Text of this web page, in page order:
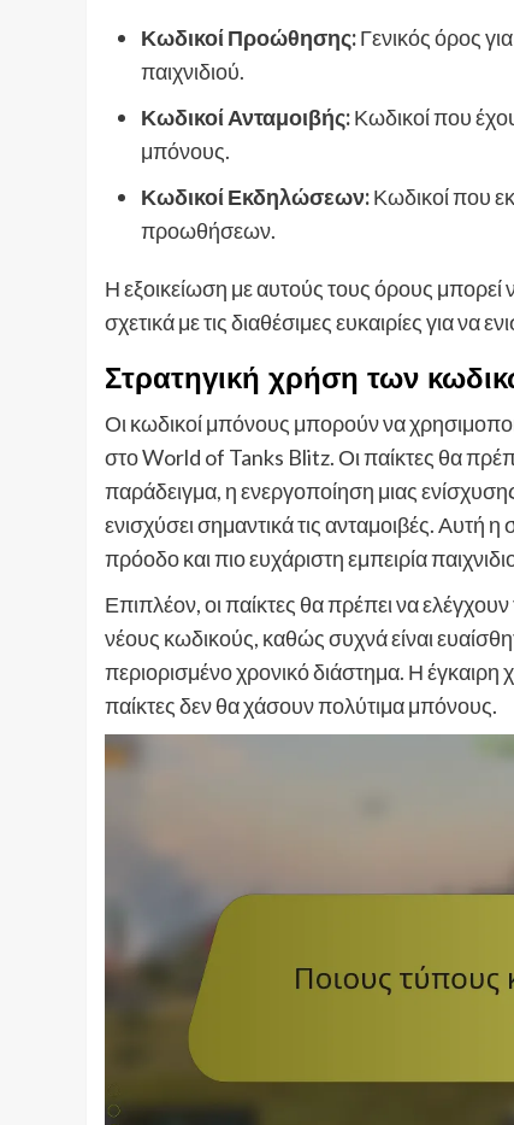
Κωδικοί Προώθησης:Γενικός όρος
παιχνιδιού.
Κωδικοί Ανταμοιβής:Κωδικοί που
μπόνους.
Κωδικοί Εκδηλώσεων:Κωδικοί που
προωθήσεων.
Η εξοικείωση με αυτούς τους όρους
σχετικά με τις διαθέσιμες ευκαιρίες για να
Στρατηγική χρήση των
Οι κωδικοί μπόνους μπορούν να
στο World of Tanks Blitz. Οι παίκτες θα
παράδειγμα, η ενεργοποίηση μιας
ενισχύσει σημαντικά τις ανταμοιβές. Αυτή
πρόοδο και πιο ευχάριστη εμπειρία
Επιπλέον, οι παίκτες θα πρέπει να
νέους κωδικούς, καθώς συχνά είναι
περιορισμένο χρονικό διάστημα. Η
παίκτες δεν θα χάσουν πολύτιμα μπόνους.